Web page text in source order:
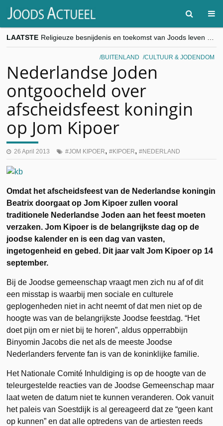
LAATSTE
“Besnijdenisdebat toont hoe moeilijk seculiere Westen minderheden begrijpt”, Jinnih Beels (Vooruit)
CITYTRIP | ROEMENIË – Boekarest: de verrassing van Oost-Europa
BUITENLAND CULTUUR & JODENDOM
Nederlandse Joden
ontgoocheld over
afscheidsfeest koningin
op Jom Kipoer
26 April 2013 JOM KIPOER, KIPOER, NEDERLAND
Omdat het afscheidsfeest van de Nederlandse koningin
Beatrix doorgaat op Jom Kipoer zullen vooral
traditionele Nederlandse Joden aan het feest moeten
verzaken. Jom Kipoer is de belangrijkste dag op de
joodse kalender en is een dag van vasten,
ingetogenheid en gebed. Dit jaar valt Jom Kipoer op 14
september.
Bij de Joodse gemeenschap vraagt men zich nu af of dit
een misstap is waarbij men sociale en culturele
geplogenheden niet in acht neemt of dat men niet op de
hoogte was van de belangrijkste Joodse feestdag. “Het
doet pijn om er niet bij te horen”, aldus opperrabbijn
Binyomin Jacobs die net als de meeste Joodse
Nederlanders fervente fan is van de koninklijke familie.
Het Nationale Comité Inhuldiging is op de hoogte van de
teleurgestelde reacties van de Joodse Gemeenschap maar
laat weten de datum niet te kunnen veranderen. Ook vanuit
het paleis van Soestdijk is al gereageerd dat ze “geen kant
op kunnen” en dat alle optredens van de artiesten reeds